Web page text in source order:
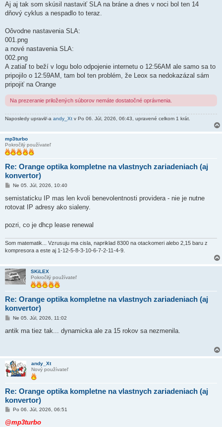
Aj aj tak som skúsil nastaviť SLA na bráne a dnes v noci bol ten 14
dňový cyklus a nespadlo to teraz.
Oôvodne nastavenia SLA:
001.png
a nové nastavenia SLA:
002.png
A zatiaľ to beží v logu bolo odpojenie internetu o 12:56AM ale samo sa to
pripojilo o 12:59AM, tam bol ten problém, že Leox sa nedokazázal sám
pripojiť na Orange
Na prezeranie priložených súborov nemáte dostatočné oprávnenia.
Naposledy upravil/-a andy_Xt v Po 06. Júl, 2026, 06:43, upravené celkom 1 krát.
mp3turbo
Pokročilý používateľ
Re: Orange optika kompletne na vlastnych zariadeniach (aj
konvertor)
P
í
p
o
Ne 05. Júl, 2026, 10:40
semistaticku IP mas len kvoli benevolentnosti providera - nie je nutne
rotovat IP adresy ako sialeny.
pozri, co je dhcp lease renewal
Som matematik... Vzrusuju ma cisla, napriklad 8300 na otackomeri alebo 2,15 baru z
kompresora a este aj 1-12-5-8-3-10-6-7-2-11-4-9.
SKiLEX
Pokročilý používateľ
Re: Orange optika kompletne na vlastnych zariadeniach (aj
konvertor)
P
í
k
Ne 05. Júl, 2026, 11:02
antik ma tiez tak... dynamicka ale za 15 rokov sa nezmenila.
andy_Xt
Nový používateľ
Re: Orange optika kompletne na vlastnych zariadeniach (aj
konvertor)
P
í
Po 06. Júl, 2026, 06:51
@mp3turbo